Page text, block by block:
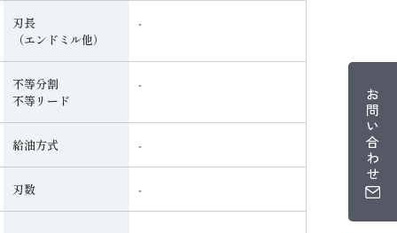
お
問
い
合
わ
せ
刃長
（エンドミル他）
‐
不等分割
不等リード
‐
給油方式 ‐
刃数 ‐